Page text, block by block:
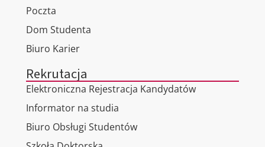
Poczta
Dom Studenta
Biuro Karier
Rekrutacja
Elektroniczna Rejestracja Kandydatów
Informator na studia
Biuro Obsługi Studentów